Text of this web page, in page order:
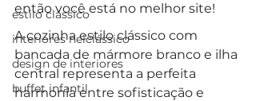
estilo clássico
interiores neiclássico
design de interiores
buffet infantil
então você está no melhor site!
A cozinha estilo clássico com
bancada de mármore branco e ilha
central representa a perfeita
harmonia entre sofisticação e